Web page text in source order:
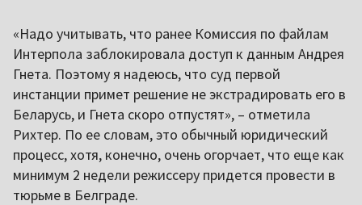
«Надо учитывать, что ранее Комиссия по файлам
Интерпола заблокировала доступ к данным Андрея
Гнета. Поэтому я надеюсь, что суд первой
инстанции примет решение не экстрадировать его в
Беларусь, и Гнета скоро отпустят», – отметила
Рихтер. По ее словам, это обычный юридический
процесс, хотя, конечно, очень огорчает, что еще как
минимум 2 недели режиссеру придется провести в
тюрьме в Белграде.